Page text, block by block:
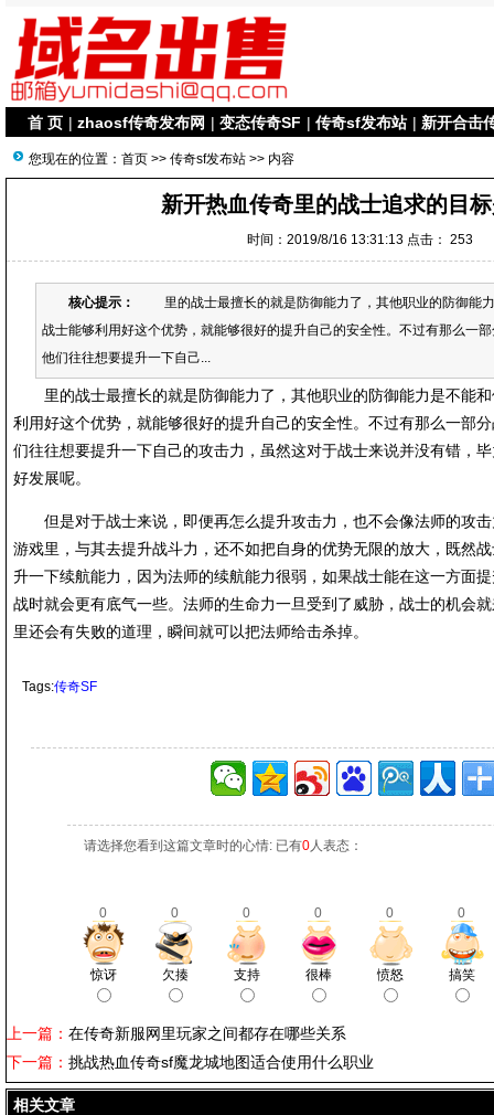
首 页 | zhaosf传奇发布网 | 变态传奇SF | 传奇sf发布站 | 新开合击
您现在的位置： 首页 >> 传奇sf发布站 >> 内容
新开热血传奇里的战士追求的目
时间：2019/8/16 13:31:13 点击： 253
核心提示：
里的战士最擅长的就是防御能力了，其他职业的防御能
战士能够利用好这个优势，就能够很好的提升自己的安全性。不过有那么一
他们往往想要提升一下自己...
里的战士最擅长的就是防御能力了，其他职业的防御能力是不能和
利用好这个优势，就能够很好的提升自己的安全性。不过有那么一部
们往往想要提升一下自己的攻击力，虽然这对于战士来说并没有错，
好发展呢。
但是对于战士来说，即便再怎么提升攻击力，也不会像法师的攻击
游戏里，与其去提升战斗力，还不如把自身的优势无限的放大，既然
升一下续航能力，因为法师的续航能力很弱，如果战士能在这一方面
战时就会更有底气一些。法师的生命力一旦受到了威胁，战士的机会
里还会有失败的道理，瞬间就可以把法师给击杀掉。
Tags:传奇SF
请选择您看到这篇文章时的心情: 已有0人表态：
0 0 0 0 0 0
惊讶 欠揍 支持 很棒 愤怒 搞笑
上一篇： 在传奇新服网里玩家之间都存在哪些关系
下一篇： 挑战热血传奇sf魔龙城地图适合使用什么职业
相关文章